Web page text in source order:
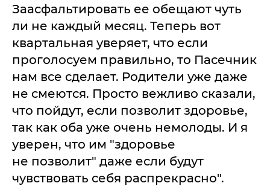
Заасфальтировать ее обещают чуть
ли не каждый месяц. Теперь вот
квартальная уверяет, что если
проголосуем правильно, то Пасечник
нам все сделает. Родители уже даже
не смеются. Просто вежливо сказали,
что пойдут, если позволит здоровье,
так как оба уже очень немолоды. И я
уверен, что им "здоровье
не позволит" даже если будут
чувствовать себя распрекрасно".